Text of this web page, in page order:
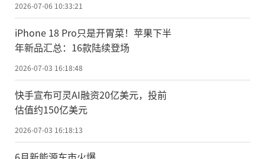
2026-07-06 10:33:21
iPhone 18 Pro只是开胃菜！苹果下半
年新品汇总：16款陆续登场
2026-07-03 16:18:48
快手宣布可灵AI融资20亿美元，投前
估值约150亿美元
2026-07-03 16:18:13